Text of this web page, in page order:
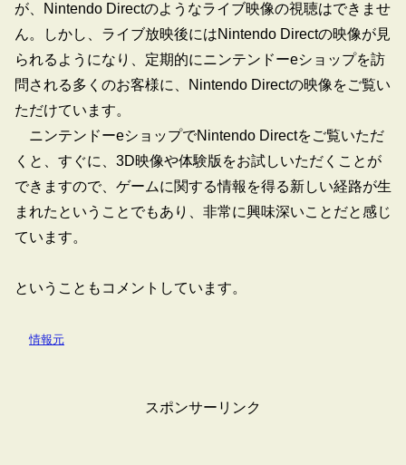
が、Nintendo Directのようなライブ映像の視聴はできませ
ん。しかし、ライブ放映後にはNintendo Directの映像が見
られるようになり、定期的にニンテンドーeショップを訪
問される多くのお客様に、Nintendo Directの映像をご覧い
ただけています。
ニンテンドーeショップでNintendo Directをご覧いただ
くと、すぐに、3D映像や体験版をお試しいただくことが
できますので、ゲームに関する情報を得る新しい経路が生
まれたということでもあり、非常に興味深いことだと感じ
ています。
ということもコメントしています。
情報元
スポンサーリンク